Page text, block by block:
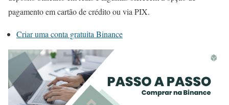
pagamento em cartão de crédito ou via PIX.
Criar uma conta gratuita Binance